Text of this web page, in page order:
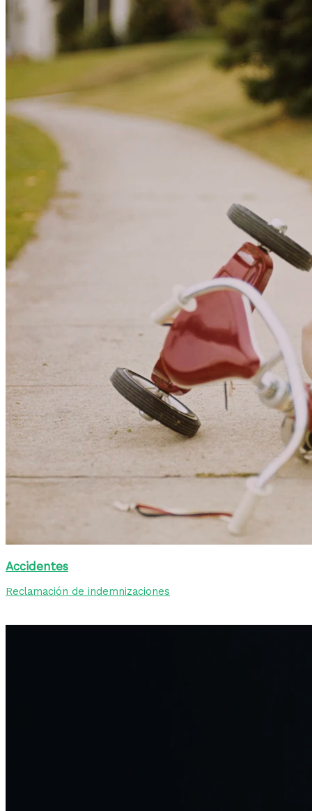
Accidentes
Reclamación de indemnizaciones